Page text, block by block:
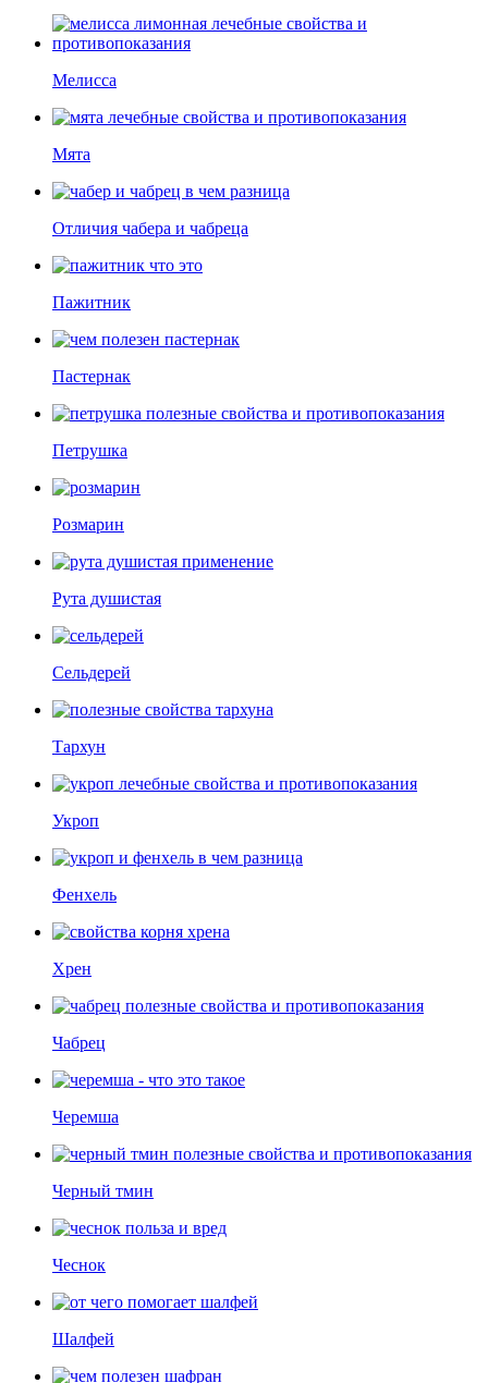
Мелисса
Мята
Отличия чабера и чабреца
Пажитник
Пастернак
Петрушка
Розмарин
Рута душистая
Сельдерей
Тархун
Укроп
Фенхель
Хрен
Чабрец
Черемша
Черный тмин
Чеснок
Шалфей